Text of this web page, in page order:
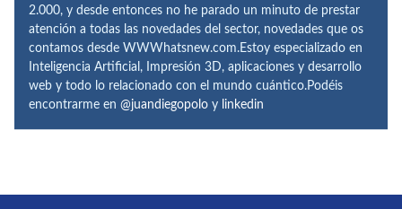
2.000, y desde entonces no he parado un minuto de prestar
atención a todas las novedades del sector, novedades que os
contamos desde WWWhatsnew.com.Estoy especializado en
Inteligencia Artificial, Impresión 3D, aplicaciones y desarrollo
web y todo lo relacionado con el mundo cuántico.Podéis
encontrarme en @juandiegopolo y linkedin